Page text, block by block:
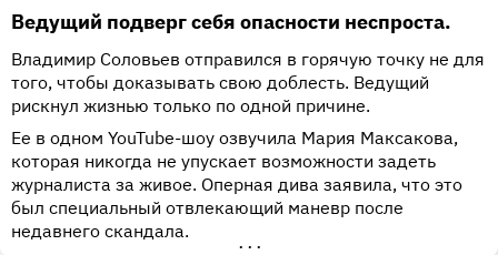
Ведущий подверг себя опасности неспроста.
Владимир Соловьев отправился в горячую точку не для
того, чтобы доказывать свою доблесть. Ведущий
рискнул жизнью только по одной причине.
Ее в одном YouTube-шоу озвучила Мария Максакова,
которая никогда не упускает возможности задеть
журналиста за живое. Оперная дива заявила, что это
был специальный отвлекающий маневр после
недавнего скандала.
•••